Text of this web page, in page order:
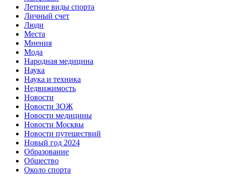
Летние виды спорта
Личный счет
Люди
Места
Мнения
Мода
Народная медицина
Наука
Наука и техника
Недвижимость
Новости
Новости ЗОЖ
Новости медицины
Новости Москвы
Новости путешествий
Новый год 2024
Образование
Общество
Около спорта